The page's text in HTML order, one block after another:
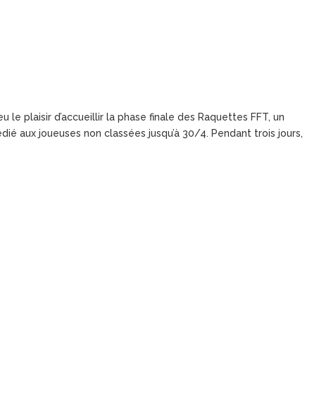
le plaisir d’accueillir la phase finale des Raquettes FFT, un
aux joueuses non classées jusqu’à 30/4. Pendant trois jours,